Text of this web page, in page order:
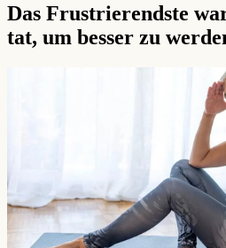
Das Frustrierendste
tat, um besser zu